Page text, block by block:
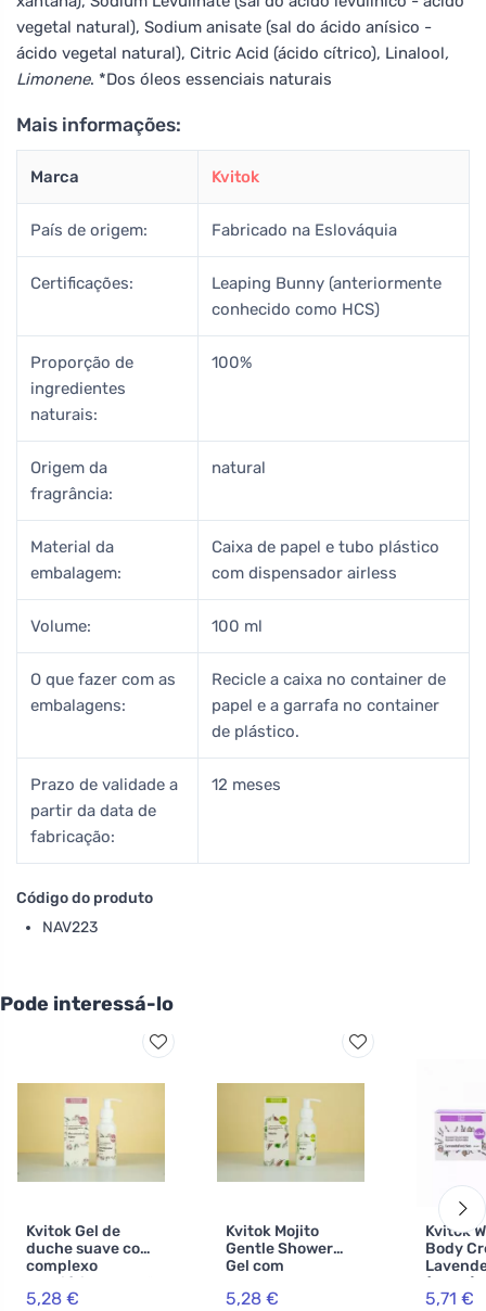
vegetal natural), Sodium anisate (sal do ácido anísico -
ácido vegetal natural), Citric Acid (ácido cítrico), Linalool,
Limonene. *Dos óleos essenciais naturais
Mais informações:
Marca Kvitok
País de origem: Fabricado na Eslováquia
Certificações:
Leaping Bunny (anteriormente
conhecido como HCS)
Proporção de
ingredientes
naturais:
100%
Origem da
fragrância:
natural
Material da
embalagem:
Caixa de papel e tubo plástico
com dispensador airless
Volume: 100 ml
O que fazer com as
embalagens:
Recicle a caixa no container de
papel e a garrafa no container
de plástico.
Prazo de validade a
partir da data de
fabricação:
12 meses
Código do produto
NAV223
Pode interessá-lo
Kvitok Gel de
duche suave com
complexo
prebiótico Manhã
sem
5,28 €
Kvitok Mojito
Gentle Shower
Gel com
Prebiótico (100
5,28 €
Kvitok
Body
(60 ml)
5,71 €